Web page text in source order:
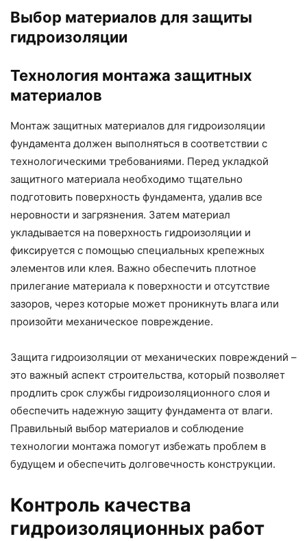
Выбор материалов для защиты
гидроизоляции
Технология монтажа защитных
материалов
Монтаж защитных материалов для гидроизоляции
фундамента должен выполняться в соответствии с
технологическими требованиями. Перед укладкой
защитного материала необходимо тщательно
подготовить поверхность фундамента, удалив все
неровности и загрязнения. Затем материал
укладывается на поверхность гидроизоляции и
фиксируется с помощью специальных крепежных
элементов или клея. Важно обеспечить плотное
прилегание материала к поверхности и отсутствие
зазоров, через которые может проникнуть влага или
произойти механическое повреждение.
Защита гидроизоляции от механических повреждений –
это важный аспект строительства, который позволяет
продлить срок службы гидроизоляционного слоя и
обеспечить надежную защиту фундамента от влаги.
Правильный выбор материалов и соблюдение
технологии монтажа помогут избежать проблем в
будущем и обеспечить долговечность конструкции.
Контроль качества
гидроизоляционных работ